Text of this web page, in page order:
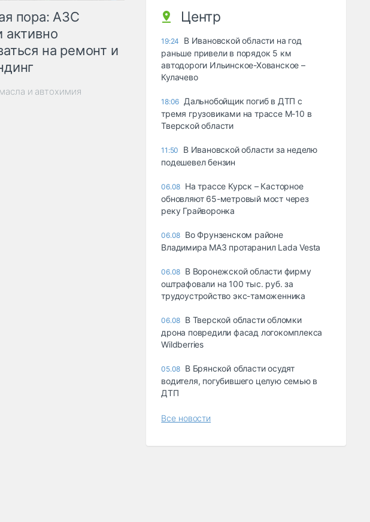
пора: АЗС
активно
на ремонт и
и автохимия
Центр
19:24
В Ивановской области на год
раньше привели в порядок 5 км
автодороги Ильинское-Хованское –
Кулачево
18:06 Дальнобойщик погиб в ДТП с
тремя грузовиками на трассе М-10 в
Тверской области
11:50
В Ивановской области за неделю
подешевел бензин
06.08 На трассе Курск – Касторное
обновляют 65-метровый мост через
реку Грайворонка
06.08 Во Фрунзенском районе
Владимира МАЗ протаранил Lada Vesta
06.08 В Воронежской области фирму
оштрафовали на 100 тыс. руб. за
трудоустройство экс-таможенника
06.08 В Тверской области обломки
дрона повредили фасад логокомплекса
Wildberries
05.08 В Брянской области осудят
водителя, погубившего целую семью в
ДТП
Все новости